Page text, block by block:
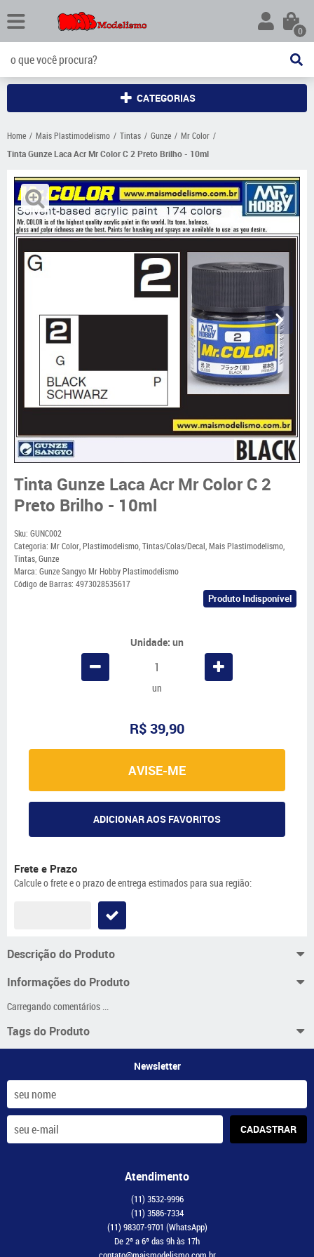
0
CATEGORIAS
Home Mais Plastimodelismo Tintas Gunze
Mr Color
Tinta Gunze Laca Acr Mr Color C 2 Preto Brilho - 10ml
Tinta Gunze Laca Acr Mr Color C 2
Preto Brilho - 10ml
Sku: GUNC002
Categoria: Mr Color,Plastimodelismo,Tintas/Colas/Decal,Mais Plastimodelismo,
Tintas,Gunze
Marca: Gunze Sangyo Mr Hobby Plastimodelismo
Código de Barras: 4973028535617
Produto Indisponível
Unidade: un
un
R$ 39,90
AVISE-ME
ADICIONAR AOS FAVORITOS
Frete e Prazo
Calcule o frete e o prazo de entrega estimados para sua região:
Descrição do Produto
Informações do Produto
Carregando comentários ...
Tags do Produto
Newsletter
CADASTRAR
Atendimento
(11) 3532-9996
(11) 3586-7334
(11) 98307-9701 (WhatsApp)
De 2ª a 6ª das 9h às 17h